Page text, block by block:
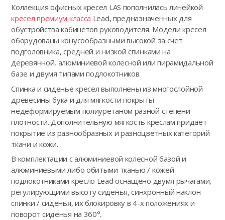
Коллекция офисных кресел LAS пополнилась линейкой
кресел премиум класса Lead, предназначенных для
обустройства кабинетов руководителя. Модели кресел
оборудованы конусообразными высокой за счет
подголовника, средней и низкой спинками на
деревянной, алюминиевой колесной или пирамидальной
базе и двумя типами подлокотников.
Спинка и сиденье кресел выполнены из многослойной
древесины бука и для мягкости покрыты
недеформируемым полиуретаном разной степени
плотности. Дополнительную мягкость креслам придает
покрытие из разнообразных и разноцветных категорий
ткани и кожи.
В комплектации с алюминиевой колесной базой и
алюминиевыми либо обитыми тканью / кожей
подлокотниками кресло Lead оснащено двумя рычагами,
регулирующими высоту сиденья, синхронный наклон
спинки / сиденья, их блокировку в 4-х положениях и
поворот сиденья на 360°.